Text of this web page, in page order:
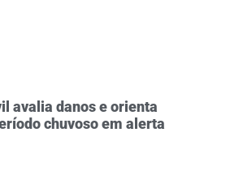
avalia danos e orienta
chuvoso em alerta